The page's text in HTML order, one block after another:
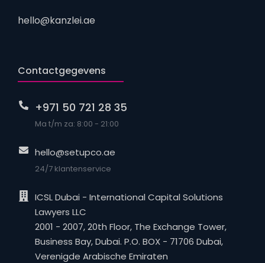
hello@kanzlei.ae
Contactgegevens
+971 50 721 28 35
Ma t/m za: 8:00 - 21:00
hello@setupco.ae
24/7 klantenservice
ICSL Dubai - International Capital Solutions
Lawyers LLC
2001 - 2007, 20th Floor, The Exchange Tower,
Business Bay, Dubai. P.O. BOX - 71706 Dubai,
Verenigde Arabische Emiraten